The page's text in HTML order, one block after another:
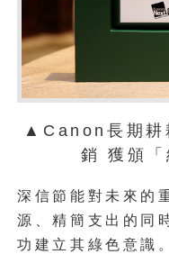
▲Canon長期耕
銷 獲頒「
深信節能對未來的
源、精簡支出的同
功建立其綠色意識